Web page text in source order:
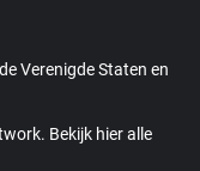
Verenigde Staten en
Bekijk hier alle